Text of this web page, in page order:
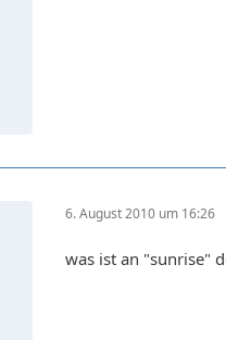
6. August 2010 um 16:26
was ist an "sunrise"